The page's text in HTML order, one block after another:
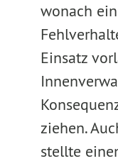
wonach
Einsatz
ziehen.
stellte